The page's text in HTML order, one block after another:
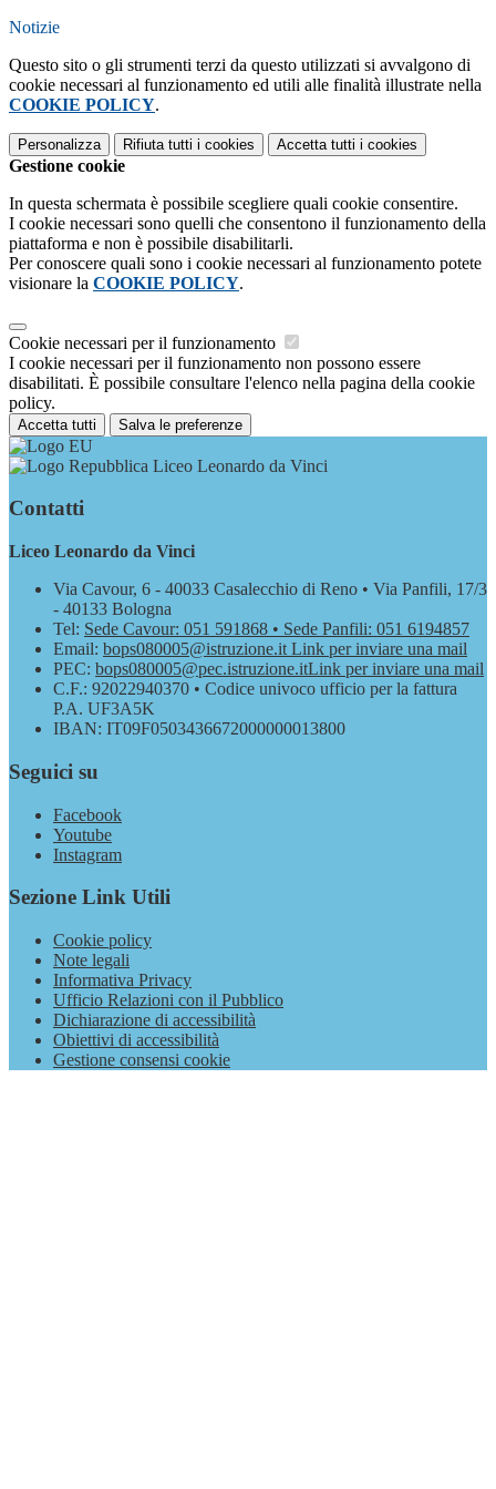
Notizie
Questo sito o gli strumenti terzi da questo utilizzati si avvalgono di
cookie necessari al funzionamento ed utili alle finalità illustrate nella
COOKIE POLICY.
Personalizza Rifiuta tutti i cookies Accetta tutti i cookies
Gestione cookie
In questa schermata è possibile scegliere quali cookie consentire.
I cookie necessari sono quelli che consentono il funzionamento della
piattaforma e non è possibile disabilitarli.
Per conoscere quali sono i cookie necessari al funzionamento potete
visionare la COOKIE POLICY.
Cookie necessari per il funzionamento
I cookie necessari per il funzionamento non possono essere
disabilitati. È possibile consultare l'elenco nella pagina della cookie
policy.
Accetta tutti Salva le preferenze
Liceo Leonardo da Vinci
Contatti
Liceo Leonardo da Vinci
Via Cavour, 6 - 40033 Casalecchio di Reno • Via Panfili, 17/3
- 40133 Bologna
Tel: Sede Cavour: 051 591868 • Sede Panfili: 051 6194857
Email: bops080005@istruzione.it Link per inviare una mail
PEC: bops080005@pec.istruzione.itLink per inviare una mail
C.F.: 92022940370 • Codice univoco ufficio per la fattura
P.A. UF3A5K
IBAN: IT09F0503436672000000013800
Seguici su
Facebook
Youtube
Instagram
Sezione Link Utili
Cookie policy
Note legali
Informativa Privacy
Ufficio Relazioni con il Pubblico
Dichiarazione di accessibilità
Obiettivi di accessibilità
Gestione consensi cookie